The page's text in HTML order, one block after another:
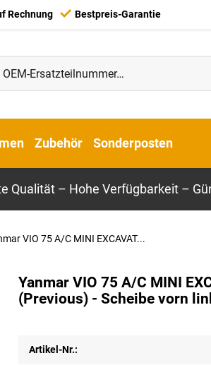
Rechnung Bestpreis-Garantie
Zubehör Sonderposten
Qualität – Hohe Verfügbarkeit –
VIO 75 A/C MINI EXCAVAT...
Yanmar VIO 75 A/C MINI
(Previous) - Scheibe vorn
Artikel-Nr.: